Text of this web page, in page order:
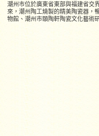
潮州市位於廣東省東部與福建省交
來，潮州陶工燒製的精美陶瓷器，
物館、潮州市頤陶軒陶瓷文化藝術